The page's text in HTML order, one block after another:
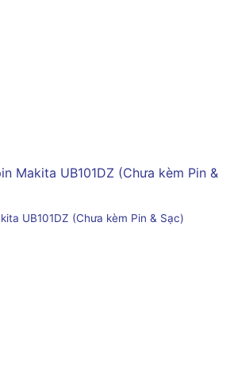
UB101DZ (Chưa kèm Pin & Sạc)